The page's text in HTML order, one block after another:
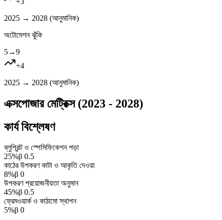
2025 → 2028 (আনুমানিক)
অটোমেশন ঝুঁকি
5→9
+4
2025 → 2028 (আনুমানিক)
এক্সপোজার মেট্রিক্স (2023 - 2028)
কার্য বিশ্লেষণ
ব্লুপ্রিন্ট ও স্পেসিফিকেশন পড়া
25%β 0.5
কাঠের উপকরণ কাটা ও আকৃতি দেওয়া
8%β 0
উপকরণ প্রয়োজনীয়তা অনুমান
45%β 0.5
ফ্রেমওয়ার্ক ও কাঠামো স্থাপন
5%β 0